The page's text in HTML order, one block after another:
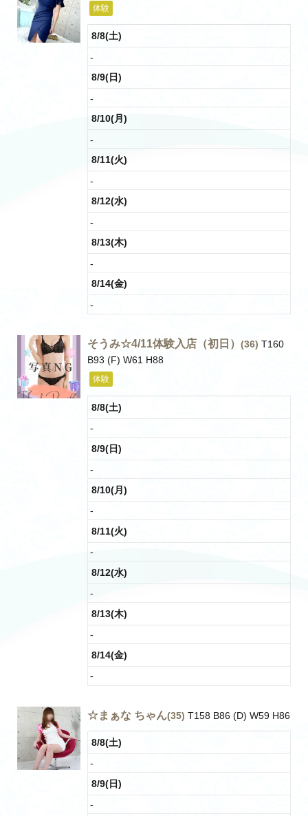
体験
8/8(土)
-
8/9(日)
-
8/10(月)
-
8/11(火)
-
8/12(水)
-
8/13(木)
-
8/14(金)
-
そうみ☆4/11体験入店（初日） (36) T160
B93 (F) W61 H88
体験
8/8(土)
-
8/9(日)
-
8/10(月)
-
8/11(火)
-
8/12(水)
-
8/13(木)
-
8/14(金)
-
☆まぁな ちゃん(35) T158 B86 (D) W59 H86
8/8(土)
-
8/9(日)
-